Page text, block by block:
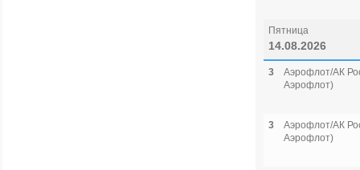
Пятница
14.08.2026
3
Аэрофлот/АК
Аэрофлот)
3
Аэрофлот/АК
Аэрофлот)